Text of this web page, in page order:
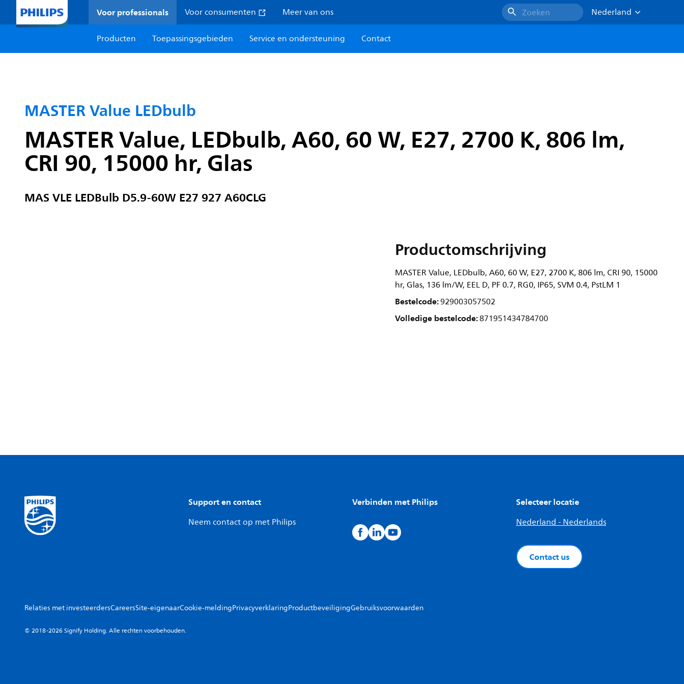
Voor professionals Voor consumenten Meer van ons Zoeken
Nederland
Producten
Toepassingsgebieden Service en ondersteuning Contact
MASTER Value LEDbulb
MASTER Value, LEDbulb, A60, 60 W, E27, 2700 K, 806 lm,
CRI 90, 15000 hr, Glas
MAS VLE LEDBulb D5.9-60W E27 927 A60CLG
Productomschrijving
MASTER Value, LEDbulb, A60, 60 W, E27, 2700 K, 806 lm, CRI 90, 15000
hr, Glas, 136 lm/W, EEL D, PF 0.7, RG0, IP65, SVM 0.4, PstLM 1
Bestelcode:929003057502
Volledige bestelcode:871951434784700
Support en contact
Neem contact op met Philips
Verbinden met Philips Selecteer locatie
Nederland - Nederlands
Contact us
Relaties met investeerdersCareersSite-eigenaarCookie-meldingPrivacyverklaringProductbeveiligingGebruiksvoorwaarden
© 2018-2026 Signify Holding. Alle rechten voorbehouden.